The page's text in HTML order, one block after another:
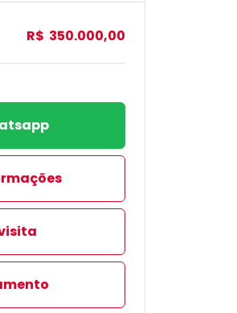
R$ 350.000,00